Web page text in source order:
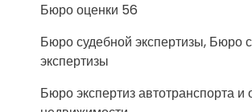
Бюро оценки 56
Бюро судебной экспертизы, Бюро
экспертизы
Бюро экспертиз автотранспорта и